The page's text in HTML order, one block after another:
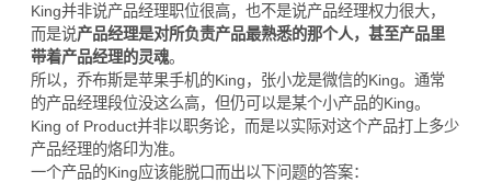
King并非说产品经理职位很高，也不是说产品经理权力很大，
而是说产品经理是对所负责产品最熟悉的那个人，甚至产品里
带着产品经理的灵魂。
所以，乔布斯是苹果手机的King，张小龙是微信的King。通常
的产品经理段位没这么高，但仍可以是某个小产品的King。
King of Product并非以职务论，而是以实际对这个产品打上多少
产品经理的烙印为准。
一个产品的King应该能脱口而出以下问题的答案：